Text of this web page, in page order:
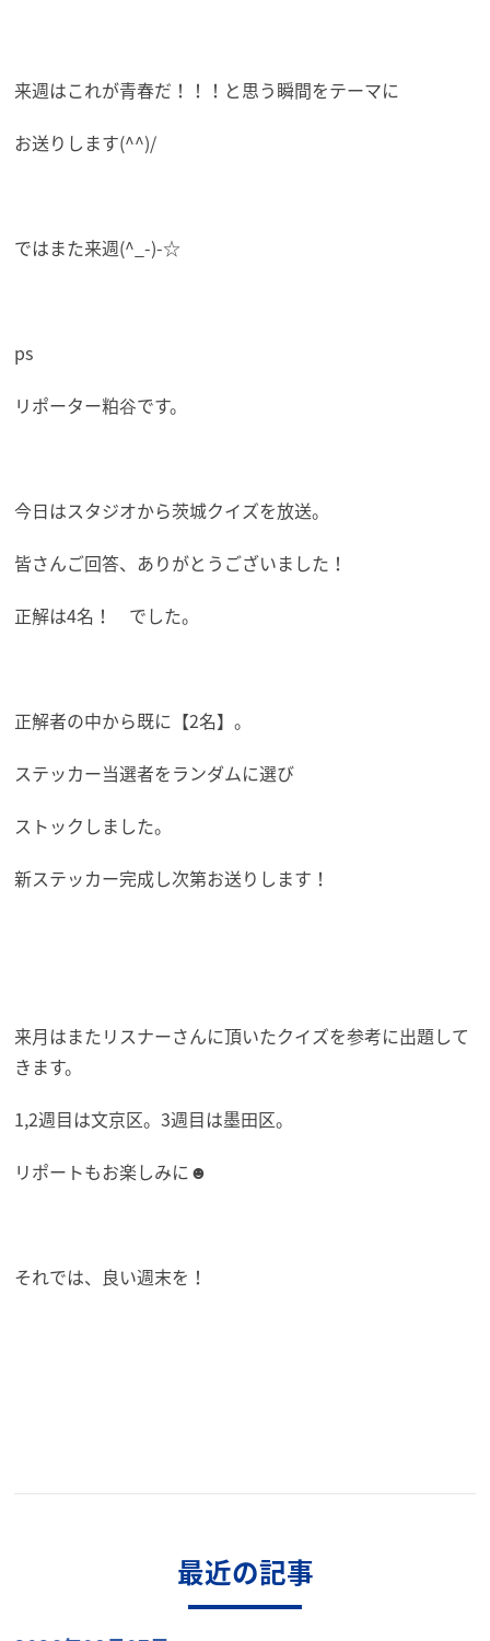
来週はこれが青春だ！！！と思う瞬間をテーマに
お送りします(^^)/
ではまた来週(^_-)-☆
ps
リポーター粕谷です。
今日はスタジオから茨城クイズを放送。
皆さんご回答、ありがとうございました！
正解は4名！ でした。
正解者の中から既に【2名】。
ステッカー当選者をランダムに選び
ストックしました。
新ステッカー完成し次第お送りします！
来月はまたリスナーさんに頂いたクイズを参考に出題して
きます。
1,2週目は文京区。3週目は墨田区。
リポートもお楽しみに☻
それでは、良い週末を！
最近の記事